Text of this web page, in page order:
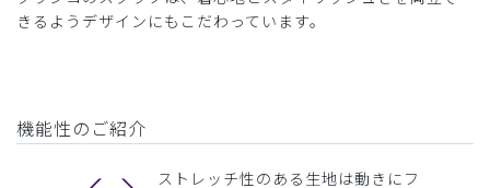
きるようデザインにもこだわっています。
機能性のご紹介
ストレッチ性のある生地は動きにフ